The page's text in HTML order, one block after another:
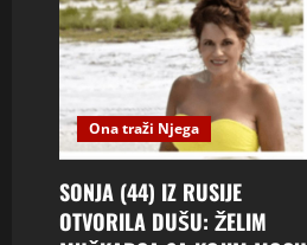
Ona traži Njega
SONJA (44) IZ RUSIJE
OTVORILA DUŠU: ŽELIM